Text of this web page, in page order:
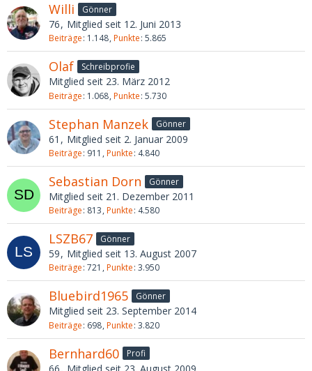
Willi Gönner
76 Mitglied seit 12. Juni 2013
Beiträge 1.148 Punkte 5.865
Olaf Schreibprofie
Mitglied seit 23. März 2012
Beiträge 1.068 Punkte 5.730
Stephan Manzek Gönner
61 Mitglied seit 2. Januar 2009
Beiträge 911 Punkte 4.840
Sebastian Dorn Gönner
Mitglied seit 21. Dezember 2011
Beiträge 813 Punkte 4.580
LSZB67 Gönner
59 Mitglied seit 13. August 2007
Beiträge 721 Punkte 3.950
Bluebird1965 Gönner
Mitglied seit 23. September 2014
Beiträge 698 Punkte 3.820
Bernhard60 Profi